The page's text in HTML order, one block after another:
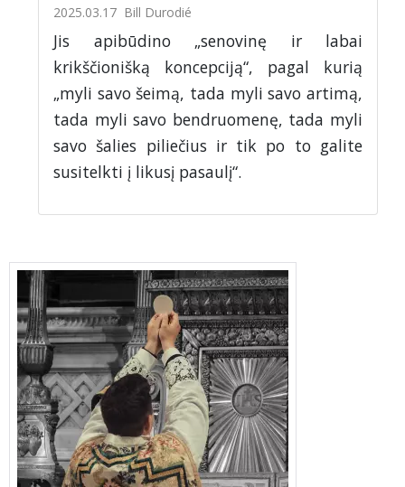
2025.03.17 Bill Durodié
Jis apibūdino „senovinę ir labai
krikščionišką koncepciją“, pagal kurią
„myli savo šeimą, tada myli savo artimą,
tada myli savo bendruomenę, tada myli
savo šalies piliečius ir tik po to galite
susitelkti į likusį pasaulį“.